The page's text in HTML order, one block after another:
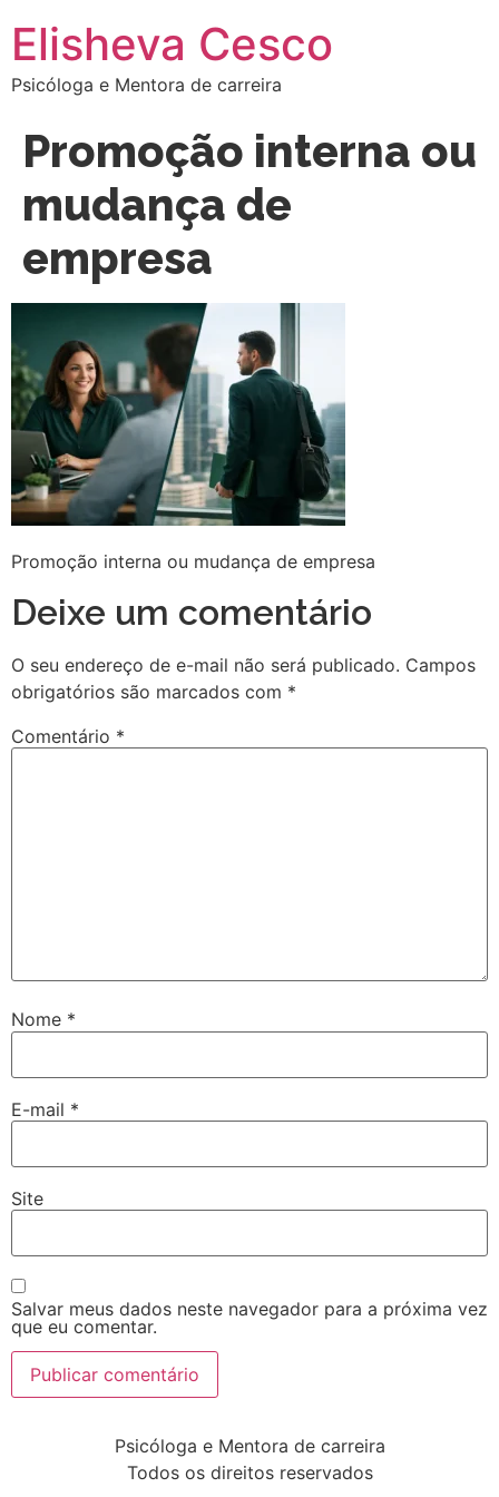
Elisheva Cesco
Psicóloga e Mentora de carreira
Promoção interna ou
mudança de
empresa
Promoção interna ou mudança de empresa
Deixe um comentário
O seu endereço de e-mail não será publicado. Campos
obrigatórios são marcados com *
Comentário *
Nome *
E-mail *
Site
Salvar meus dados neste navegador para a próxima vez
que eu comentar.
Psicóloga e Mentora de carreira
Todos os direitos reservados